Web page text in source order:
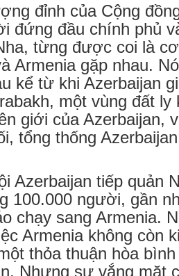
đỉnh của Cộng
đứng đầu chính phủ
từng được coi là
Armenia gặp nhau.
kể từ khi Azerbaijan
một vùng đất
giới của Azerbaijan,
tổng thống
Azerbaijan tiếp quản
100.000 người, gần
chạy sang Armenia.
Armenia không còn
thỏa thuận hòa
Nhưng sự vắng mặt